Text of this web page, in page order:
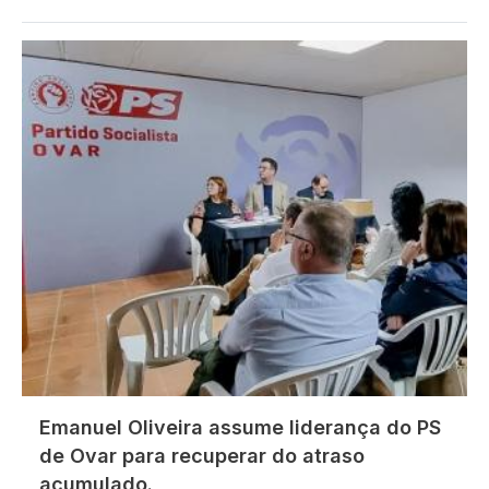
Imagem
Emanuel Oliveira assume liderança do PS
de Ovar para recuperar do atraso
acumulado.